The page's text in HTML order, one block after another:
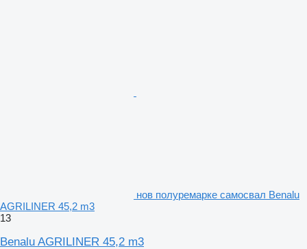
нов полуремарке самосвал Benalu
AGRILINER 45,2 m3
13
Benalu AGRILINER 45,2 m3